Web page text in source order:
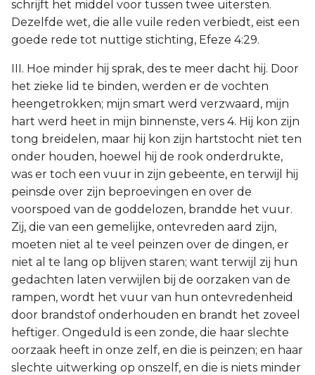
schrijft het middel voor tussen twee uitersten.
Dezelfde wet, die alle vuile reden verbiedt, eist een
goede rede tot nuttige stichting, Efeze 4:29.
III. Hoe minder hij sprak, des te meer dacht hij. Door
het zieke lid te binden, werden er de vochten
heengetrokken; mijn smart werd verzwaard, mijn
hart werd heet in mijn binnenste, vers 4. Hij kon zijn
tong breidelen, maar hij kon zijn hartstocht niet ten
onder houden, hoewel hij de rook onderdrukte,
was er toch een vuur in zijn gebeente, en terwijl hij
peinsde over zijn beproevingen en over de
voorspoed van de goddelozen, brandde het vuur.
Zij, die van een gemelijke, ontevreden aard zijn,
moeten niet al te veel peinzen over de dingen, er
niet al te lang op blijven staren; want terwijl zij hun
gedachten laten verwijlen bij de oorzaken van de
rampen, wordt het vuur van hun ontevredenheid
door brandstof onderhouden en brandt het zoveel
heftiger. Ongeduld is een zonde, die haar slechte
oorzaak heeft in onze zelf, en die is peinzen; en haar
slechte uitwerking op onszelf, en die is niets minder